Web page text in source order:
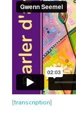
[transcription]